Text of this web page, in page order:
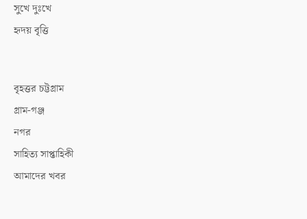
সুখে দুঃখে
হৃদয় বৃত্তি
বৃহত্তর চট্টগ্রাম
গ্রাম-গঞ্জ
নগর
সাহিত্য সাপ্তাহিকী
আমাদের খবর